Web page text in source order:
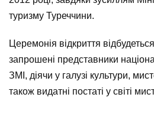
туризму Туреччини.
Церемонія відкриття
запрошені представники
ЗМІ, діячи у галузі культури,
також видатні постаті у світі